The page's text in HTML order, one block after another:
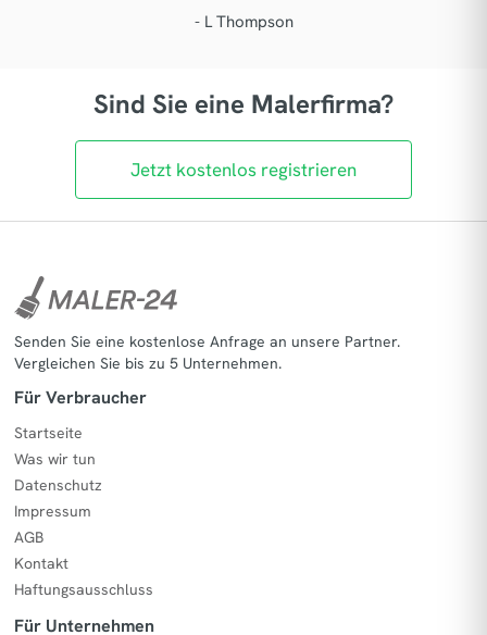
- L Thompson
Sind Sie eine Malerfirma?
Jetzt kostenlos registrieren
Senden Sie eine kostenlose Anfrage an unsere Partner.
Vergleichen Sie bis zu 5 Unternehmen.
Für Verbraucher
Startseite
Was wir tun
Datenschutz
Impressum
AGB
Kontakt
Haftungsausschluss
Für Unternehmen